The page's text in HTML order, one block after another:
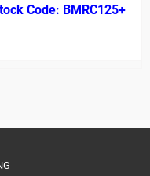
BMRC125+